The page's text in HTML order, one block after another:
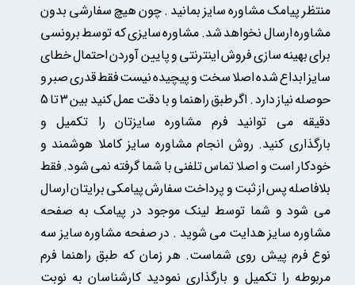
منتظر پیامک مشاوره سایز بمانید . چونهیچ سفارشی بدون
مشاوره ارسال نخواهد شد.مشاوره سایزی که توسط برونسی
برای بهینه سازی فروش اینترنتی و پایین آوردن احتمال خطای
سایز ابداع شده اصلا سخت و پیچیده نیست فقط قدری صبر و
حوصله نیاز دارد . اگر طبق راهنما و با دقت عمل کنید بین 3 تا 5
دقیقه می توانید فرم مشاوره سایزتان را تکمیل و
بارگذاری کنید. روش انجام مشاوره سایز کاملا هوشمند و
خودکار است و اصلا تماس تلفنی با شما گرفته نمی شود. فقط
بلافاصله پس از ثبت و پرداخت سفارش پیامکی برایتان ارسال
می شود و شما توسط لینک موجود در پیامک به صفحه
مشاوره سایز هدایت می شوید . در صفحه مشاوره سایز سه
نوع فرم پیش روی شماست. هر زمان که طبق راهنما فرم
مربوطه را تکمیل و بارگذاری نمودید کارشناسان به نوبت